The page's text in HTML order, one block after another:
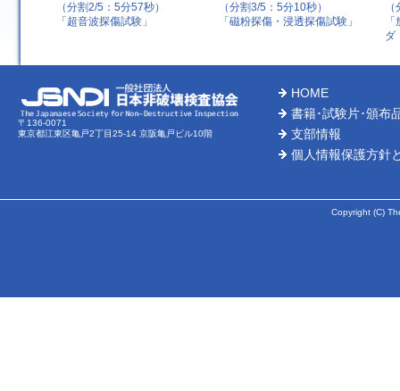
（分割2/5：5分57秒）
「超音波探傷試験」
（分割3/5：5分10秒）
「磁粉探傷・浸透探傷試験」
ダ
〒136-0071
東京都江東区亀戸2丁目25-14 京阪亀戸ビル10階
HOME
書籍･試験片･頒布
支部情報
個人情報保護方針
Copyright (C)